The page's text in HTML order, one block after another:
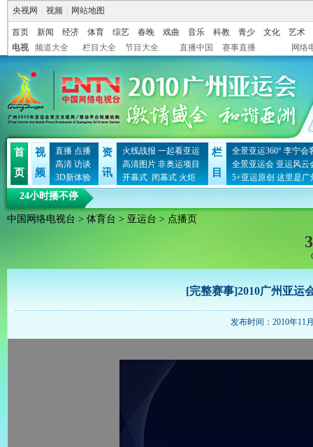
央视网 视频 网站地图
首页 新闻 经济 体育 综艺 春晚 戏曲 音乐 科教 青少 文化
艺术
电视
频道大全 栏目大全 节目大全 直播中国 赛事直播 网络
首
页
视
频
直播 点播
高清 访谈
3D新体验
资
讯
火线战报 一起看亚运
高清图片 非奥运项目
开幕式 闭幕式 火炬
栏
目
全景亚运360° 李宁会
全景亚运会 亚运风云
5+亚运原创 这里是广
24小时播不停
中国网络电视台 > 体育台 > 亚运台 > 点播页
[完整赛事]2010广州亚运
发布时间：2010年11